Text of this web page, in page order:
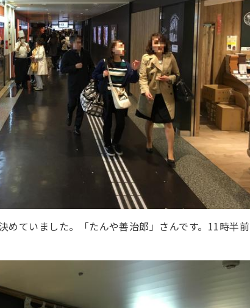
めていました。「たんや善治郎」さんです。11時半前